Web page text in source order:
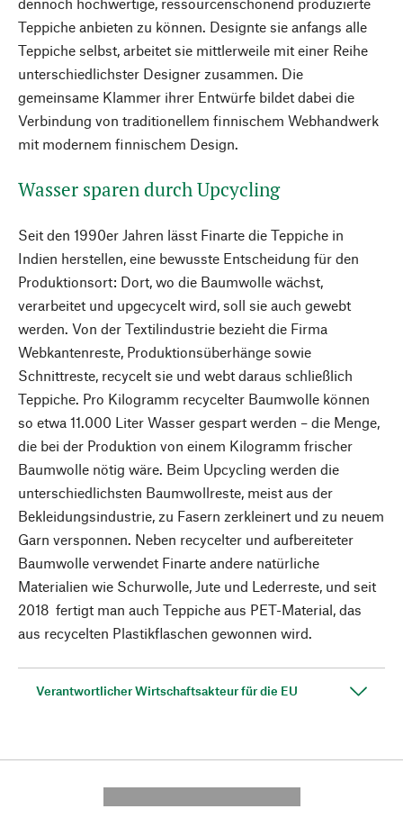
Teppiche anbieten zu können. Designte sie anfangs alle
Teppiche selbst, arbeitet sie mittlerweile mit einer Reihe
unterschiedlichster Designer zusammen. Die
gemeinsame Klammer ihrer Entwürfe bildet dabei die
Verbindung von traditionellem finnischem Webhandwerk
mit modernem finnischem Design.
Wasser sparen durch Upcycling
Seit den 1990er Jahren lässt Finarte die Teppiche in
Indien herstellen, eine bewusste Entscheidung für den
Produktionsort: Dort, wo die Baumwolle wächst,
verarbeitet und upgecycelt wird, soll sie auch gewebt
werden. Von der Textilindustrie bezieht die Firma
Webkantenreste, Produktionsüberhänge sowie
Schnittreste, recycelt sie und webt daraus schließlich
Teppiche. Pro Kilogramm recycelter Baumwolle können
so etwa 11.000 Liter Wasser gespart werden – die Menge,
die bei der Produktion von einem Kilogramm frischer
Baumwolle nötig wäre. Beim Upcycling werden die
unterschiedlichsten Baumwollreste, meist aus der
Bekleidungsindustrie, zu Fasern zerkleinert und zu neuem
Garn versponnen. Neben recycelter und aufbereiteter
Baumwolle verwendet Finarte andere natürliche
Materialien wie Schurwolle, Jute und Lederreste, und seit
2018 fertigt man auch Teppiche aus PET-Material, das
aus recycelten Plastikflaschen gewonnen wird.
Verantwortlicher Wirtschaftsakteur für die EU